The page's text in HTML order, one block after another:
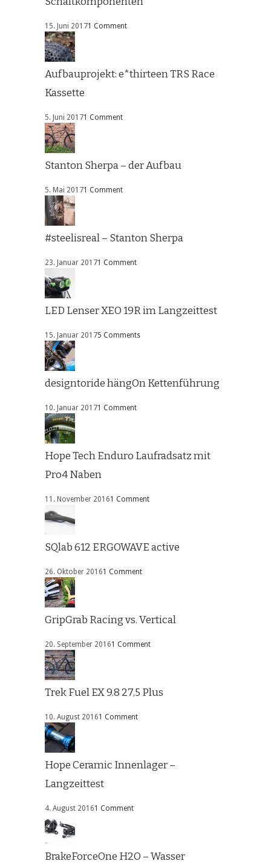
15. Juni 20171 Comment
Aufbauprojekt: e*thirteen TRS Race
Kassette
5. Juni 20171 Comment
Stanton Sherpa – der Aufbau
5. Mai 20171 Comment
#steelisreal – Stanton Sherpa
23. Januar 20171 Comment
LED Lenser XEO 19R im Langzeittest
15. Januar 20175 Comments
designtoride hängOn Kettenführung
10. Januar 20171 Comment
Hope Tech Enduro Laufradsatz mit
Pro4 Naben
11. November 20161 Comment
SQlab 612 ERGOWAVE active
26. Oktober 20161 Comment
GripGrab Racing vs. Vertical
20. September 20161 Comment
Trek Fuel EX 9.8 27,5 Plus
10. August 20161 Comment
Hope Ceramic Innenlager –
Langzeittest
4. August 20161 Comment
BrakeForceOne H2O – Wasser